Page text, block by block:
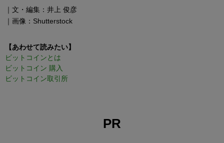
｜文・編集：井上 俊彦
｜画像：Shutterstock
【あわせて読みたい】
ビットコインとは
ビットコイン 購入
ビットコイン取引所
PR